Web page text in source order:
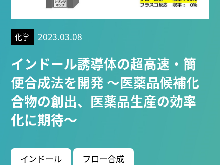
TAG
(177)
生命農学研究科 (116)
トランスフォーマティ
ブ生命分子研究所 (75)
環境学研究科 (67)
宇宙地球
環境研究所 (63)
未来材料・システム研究所 (61)
報学研究科 (47)
植物 (33) 機械学習 (31)
高等
研究院 (26)
生物機能開発利用研究センター (24)
境医学研究所 (23)
宇宙 (21)
創薬科学研究科 (20)
シロイヌナズ
ナ (19)
オーロラ (17)
化学 2023.03.08
インドール誘導体の超高速・簡
便合成法を開発 ～医薬品候補化
合物の創出、医薬品生産の効率
化に期待～
インドール フロー合成